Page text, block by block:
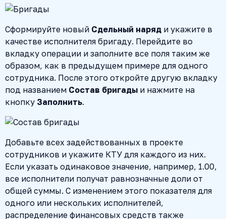
Сформируйте новый Сдельный наряд и укажите в
качестве исполнителя бригаду. Перейдите во
вкладку операции и заполните все поля таким же
образом, как в предыдущем примере для одного
сотрудника. После этого откройте другую вкладку
под названием Состав бригады и нажмите на
кнопку Заполнить.
Добавьте всех задействованных в проекте
сотрудников и укажите КТУ для каждого из них.
Если указать одинаковое значение, например, 1.00,
все исполнители получат равнозначные доли от
общей суммы. С изменением этого показателя для
одного или нескольких исполнителей,
распределение финансовых средств также